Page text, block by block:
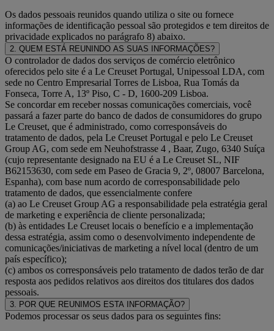
Os dados pessoais reunidos quando utiliza o site ou fornece
informações de identificação pessoal são protegidos e tem direitos de
privacidade explicados no parágrafo 8) abaixo.
2. QUEM ESTÁ REUNINDO AS SUAS INFORMAÇÕES?
O controlador de dados dos serviços de comércio eletrônico
oferecidos pelo site é a Le Creuset Portugal, Unipessoal LDA, com
sede no Centro Empresarial Torres de Lisboa, Rua Tomás da
Fonseca, Torre A, 13º Piso, C - D, 1600-209 Lisboa.
Se concordar em receber nossas comunicações comerciais, você
passará a fazer parte do banco de dados de consumidores do grupo
Le Creuset, que é administrado, como corresponsáveis do
tratamento de dados, pela Le Creuset Portugal e pelo Le Creuset
Group AG, com sede em Neuhofstrasse 4 , Baar, Zugo, 6340 Suíça
(cujo representante designado na EU é a Le Creuset SL, NIF
B62153630, com sede em Paseo de Gracia 9, 2º, 08007 Barcelona,
Espanha), com base num acordo de corresponsabilidade pelo
tratamento de dados, que essencialmente confere
(a) ao Le Creuset Group AG a responsabilidade pela estratégia geral
de marketing e experiência de cliente personalizada;
(b) às entidades Le Creuset locais o benefício e a implementação
dessa estratégia, assim como o desenvolvimento independente de
comunicações/iniciativas de marketing a nível local (dentro de um
país específico);
(c) ambos os corresponsáveis pelo tratamento de dados terão de dar
resposta aos pedidos relativos aos direitos dos titulares dos dados
pessoais.
3. POR QUE REUNIMOS ESTA INFORMAÇÃO?
Podemos processar os seus dados para os seguintes fins: